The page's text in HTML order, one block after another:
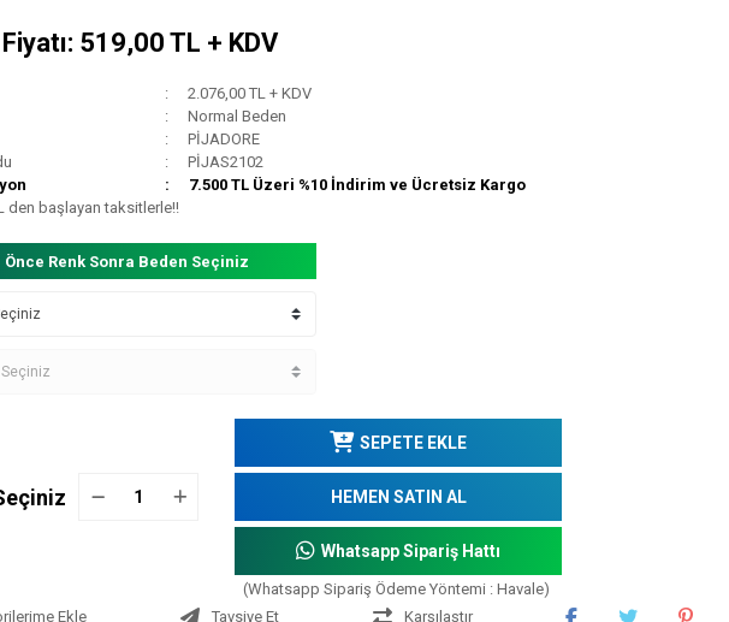
519,00 TL + KDV
2.076,00 TL + KDV
Normal Beden
PİJADORE
PİJAS2102
7.500 TL Üzeri %10 İndirim ve Ücretsiz Kargo
den başlayan taksitlerle!!
Önce Renk Sonra Beden Seçiniz
SEPETE EKLE
HEMEN SATIN AL
Whatsapp Sipariş Hattı
(Whatsapp Sipariş Ödeme Yöntemi : Havale)
Tavsiye Et
Karşılaştır